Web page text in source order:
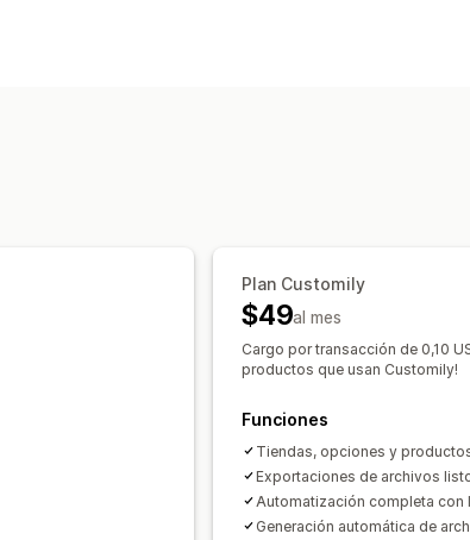
Opciones de envío
Envío personalizado
Seguimiento de pedidos
Descarga de archivo
Plan Customily
$49al mes
Cargo por transacción de 0,10
productos que usan Customily!
Funciones
Tiendas, opciones y
Exportaciones de archivos
Automatización completa
Generación automática de